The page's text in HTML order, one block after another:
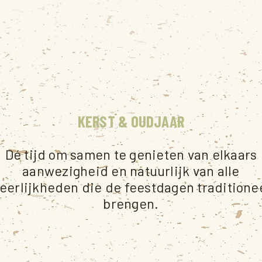
KERST & OUDJAAR
Dé tijd om samen te genieten van elkaars
aanwezigheid en natuurlijk van alle
die de feestdagen
brengen.